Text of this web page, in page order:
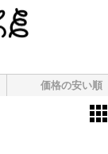
価格の安い順